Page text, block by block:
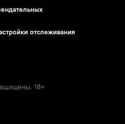
отслеживания
18+